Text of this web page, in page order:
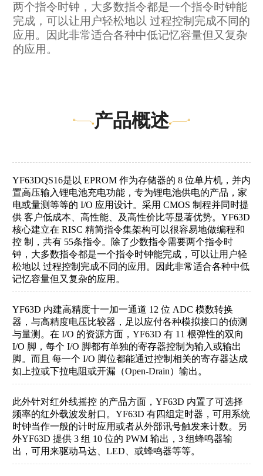
两个指令时钟，大多数指令都是一个指令时钟能
完成，可以让用户轻松地以 过程控制完成不同的
应用。因此非常适合各种中低记忆容量但又复杂
的应用。
产品概述
YF63DQS16是以 EPROM 作为存储器的 8 位单片机，并内
置高压输入锂电池充电功能，专为锂电池供电的产品，家
电或量测等等的 I/O 应用设计。采用 CMOS 制程并同时提
供 客户低成本、高性能、及高性价比等显著优势。YF63D
核心建立在 RISC 精简指令集架构可以很容易地做编程和
控 制，共有 55条指令。除了少数指令需要两个指令时
钟，大多数指令都是一个指令时钟能完成，可以让用户轻
松地以 过程控制完成不同的应用。因此非常适合各种中低
记忆容量但又复杂的应用。
YF63D 内建高精度十一加一通道 12 位 ADC 模数转换
器，与高精度电压比较器，足以应付各种模拟接口的侦测
与量测。在 I/O 的资源方面，YF63D 有 11 根弹性的双向
I/O 脚，每个 I/O 脚都有单独的寄存器控制为输入或输出
脚。而且 每一个 I/O 脚位都能通过控制相关的寄存器达成
如上拉或下拉电阻或开漏（Open-Drain）输出。
此外针对红外线摇控 的产品方面， YF63D 内置了可选择
频率的红外载波发射口。YF63D 有四组定时器，可用系统
时钟当作一般的计时应用或者从外部讯号触发来计数。另
外YF63D 提供 3 组 10 位的 PWM 输出，3 组蜂鸣器输
出，可用来驱动马达、LED、或蜂鸣器等等。